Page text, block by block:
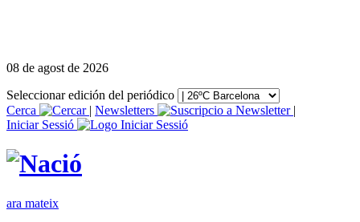
08 de agost de 2026
Seleccionar edición del periódico
Cerca
| Newsletters
|
Iniciar Sessió
ara mateix